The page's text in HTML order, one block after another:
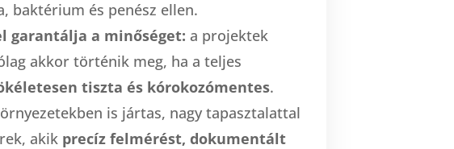
baktérium és penész ellen.
garantálja a minőséget: a projektek
akkor történik meg, ha a teljes
tiszta és kórokozómentes.
is jártas, nagy tapasztalattal
akik precíz felmérést, dokumentált